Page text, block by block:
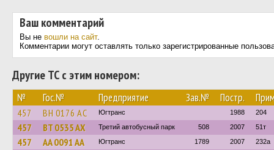
Ваш комментарий
Вы не вошли на сайт.
Комментарии могут оставлять только зарегистрированные
Другие ТС с этим номером:
№ Гос.№ Предприятие Зав.№ Постр.
457 BH 0176 AC Югтранс 1988 204
457 BT 0535 AX Третий автобусный парк 508 2007 51т
457 AA 0091 AA Югтранс 1789 2007 232а